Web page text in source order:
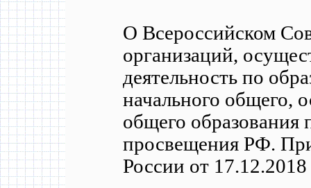
О Всероссийском
организаций,
деятельность по
начального общего,
общего образования
просвещения РФ.
России от